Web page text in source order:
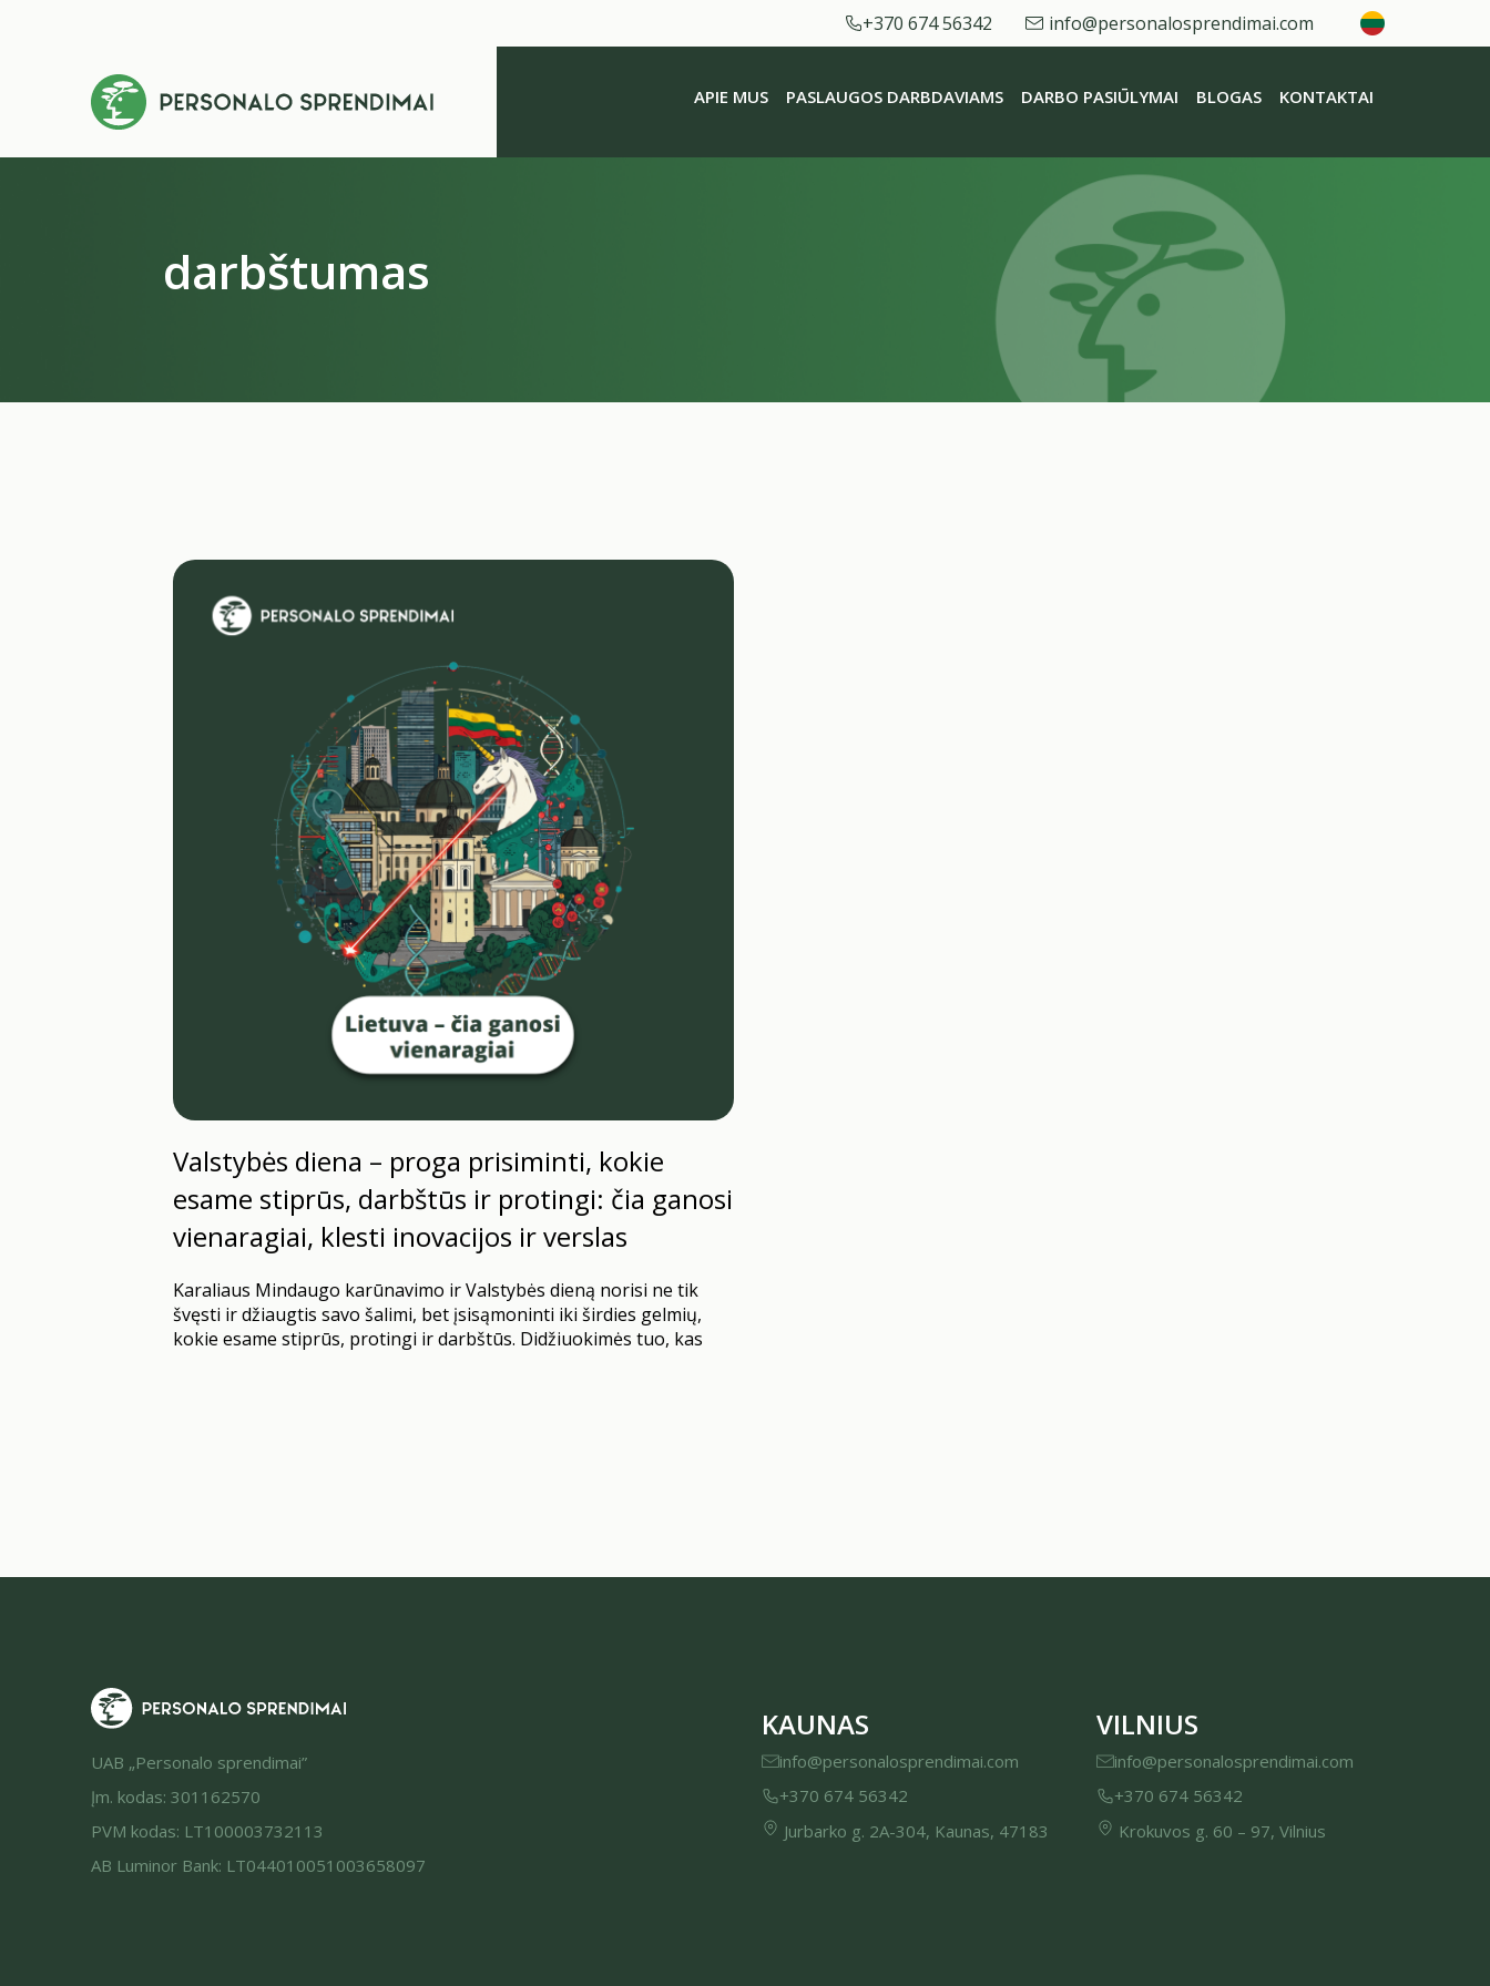
+370 674 56342 info@personalosprendimai.com
APIE MUS PASLAUGOS DARBDAVIAMS DARBO PASIŪLYMAI BLOGAS KONTAKTAI
darbštumas
Valstybės diena – proga prisiminti, kokie
esame stiprūs, darbštūs ir protingi: čia ganosi
vienaragiai, klesti inovacijos ir verslas
Karaliaus Mindaugo karūnavimo ir Valstybės dieną norisi ne tik
švęsti ir džiaugtis savo šalimi, bet įsisąmoninti iki širdies gelmių,
kokie esame stiprūs, protingi ir darbštūs. Didžiuokimės tuo, kas
UAB „Personalo sprendimai”
Įm. kodas: 301162570
PVM kodas: LT100003732113
AB Luminor Bank: LT044010051003658097
KAUNAS
info@personalosprendimai.com
+370 674 56342
Jurbarko g. 2A-304, Kaunas, 47183
VILNIUS
info@personalosprendimai.com
+370 674 56342
Krokuvos g. 60 – 97, Vilnius